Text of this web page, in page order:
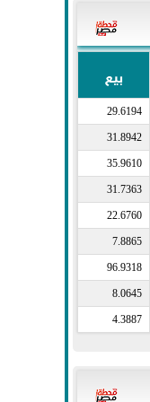
بيع
29.6194
31.8942
35.9610
31.7363
22.6760
7.8865
96.9318
8.0645
4.3887